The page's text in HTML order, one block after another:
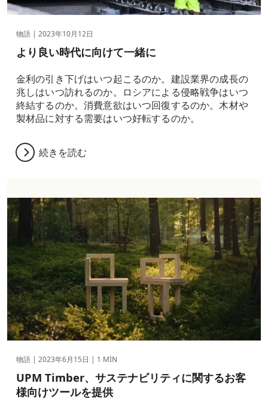
物語 | 2023年10月12日
より良い時代に向けて一緒に
金利の引き下げはいつ起こるのか。建設業界の成長の
兆しはいつ訪れるのか。ロシアによる侵略戦争はいつ
終結するのか。消費意欲はいつ回復するのか。木材や
製材品に対する需要はいつ好転するのか。
続きを読む
物語 | 2023年6月15日 | 1 MIN
UPM Timber、サステナビリティに関するお客
様向けツールを提供